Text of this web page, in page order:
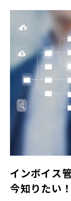
インボイス
今知りたい